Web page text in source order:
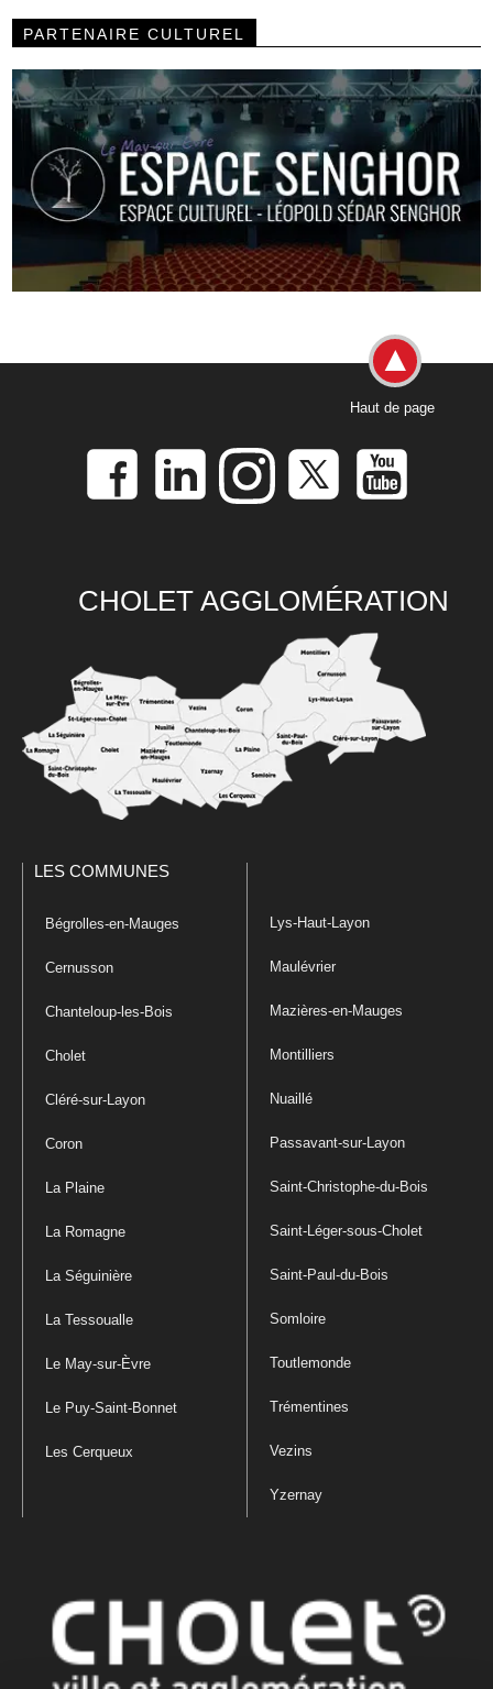
PARTENAIRE CULTUREL
Haut de page
CHOLET AGGLOMÉRATION
LES COMMUNES
Bégrolles-en-Mauges
Cernusson
Chanteloup-les-Bois
Cholet
Cléré-sur-Layon
Coron
La Plaine
La Romagne
La Séguinière
La Tessoualle
Le May-sur-Èvre
Le Puy-Saint-Bonnet
Les Cerqueux
Lys-Haut-Layon
Maulévrier
Mazières-en-Mauges
Montilliers
Nuaillé
Passavant-sur-Layon
Saint-Christophe-du-Bois
Saint-Léger-sous-Cholet
Saint-Paul-du-Bois
Somloire
Toutlemonde
Trémentines
Vezins
Yzernay